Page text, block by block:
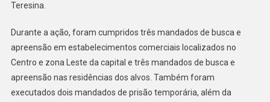
Teresina.
Durante a ação, foram cumpridos três mandados de busca e
apreensão em estabelecimentos comerciais localizados no
Centro e zona Leste da capital e três mandados de busca e
apreensão nas residências dos alvos. Também foram
executados dois mandados de prisão temporária, além da